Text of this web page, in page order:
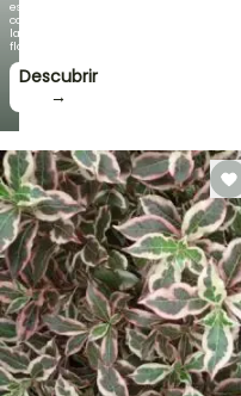
espectacular
como
la
floración!
Descubrir
→